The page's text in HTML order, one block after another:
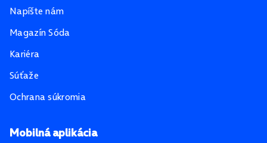
Mobilná aplikácia
Napíšte nám
Magazín Sóda
Kariéra
Súťaže
Ochrana súkromia